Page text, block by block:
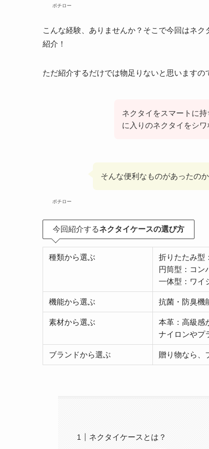
ポチロー
こんな経験、ありませんか？そこで今回はネ
紹介！
ただ紹介するだけでは物足りないと思いますの
ネクタイをスマートに
に入りのネクタイをシ
ポチロー
そんな便利なものがあったの
今回紹介するネクタイケースの選び方
種類から選ぶ
折りたたみ型
円筒型：コン
一体型：ワイ
機能から選ぶ 抗菌・防臭機
素材から選ぶ
本革：高級感
ナイロンやプ
ブランドから選ぶ 贈り物なら、
ネクタイケースとは？